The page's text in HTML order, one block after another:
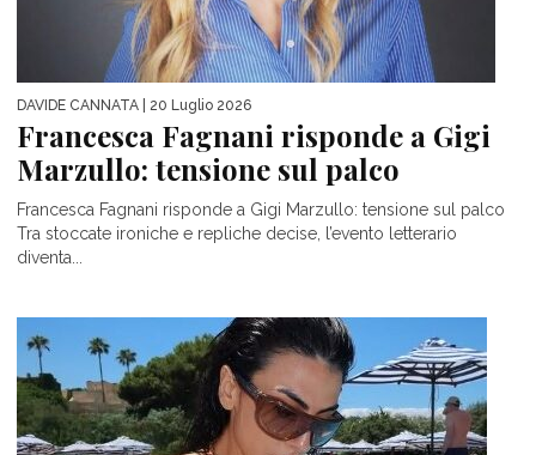
DAVIDE CANNATA | 20 Luglio 2026
Francesca Fagnani risponde a Gigi
Marzullo: tensione sul palco
Francesca Fagnani risponde a Gigi Marzullo: tensione sul palco
Tra stoccate ironiche e repliche decise, l’evento letterario
diventa...